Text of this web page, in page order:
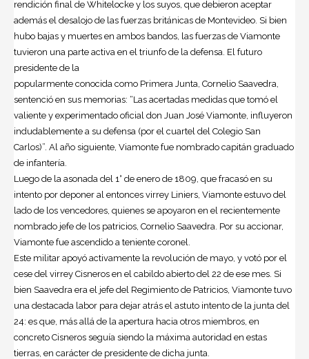
rendición final de Whitelocke y los suyos, que debieron aceptar
además el desalojo de las fuerzas británicas de Montevideo. Si bien
hubo bajas y muertes en ambos bandos, las fuerzas de Viamonte
tuvieron una parte activa en el triunfo de la defensa. El futuro
presidente de la
popularmente conocida como Primera Junta, Cornelio Saavedra,
sentenció en sus memorias: “Las acertadas medidas que tomó el
valiente y experimentado oficial don Juan José Viamonte, influyeron
indudablemente a su defensa (por el cuartel del Colegio San
Carlos)”. Al año siguiente, Viamonte fue nombrado capitán graduado
de infantería.
Luego de la asonada del 1° de enero de 1809, que fracasó en su
intento por deponer al entonces virrey Liniers, Viamonte estuvo del
lado de los vencedores, quienes se apoyaron en el recientemente
nombrado jefe de los patricios, Cornelio Saavedra. Por su accionar,
Viamonte fue ascendido a teniente coronel.
Este militar apoyó activamente la revolución de mayo, y votó por el
cese del virrey Cisneros en el cabildo abierto del 22 de ese mes. Si
bien Saavedra era el jefe del Regimiento de Patricios, Viamonte tuvo
una destacada labor para dejar atrás el astuto intento de la junta del
24: es que, más allá de la apertura hacia otros miembros, en
concreto Cisneros seguía siendo la máxima autoridad en estas
tierras, en carácter de presidente de dicha junta.